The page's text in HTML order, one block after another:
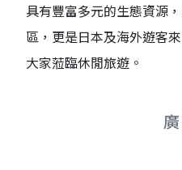
具有豐富多元的生態資源
區，更是日本及海外遊客
大家蒞臨休閒旅遊。